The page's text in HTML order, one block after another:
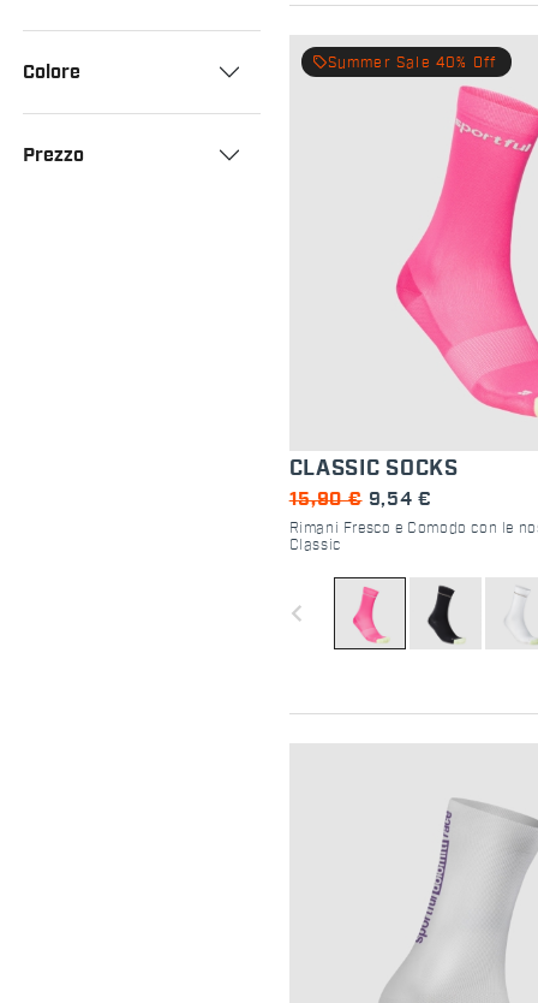
Colore
Prezzo
local_offerSummer Sale 40% Off
CLASSIC SOCKS
15,90 € 9,54 €
Rimani Fresco e Comodo con le
Classic
navigate_before